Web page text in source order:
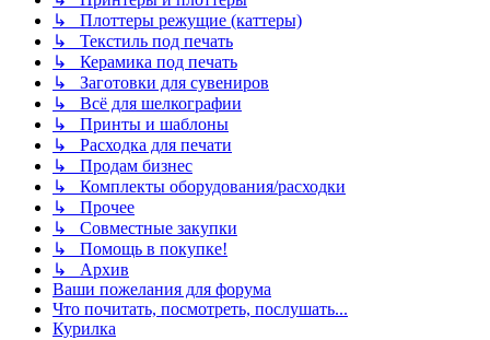
↳ Плоттеры режущие (каттеры)
↳ Текстиль под печать
↳ Керамика под печать
↳ Заготовки для сувениров
↳ Всё для шелкографии
↳ Принты и шаблоны
↳ Расходка для печати
↳ Продам бизнес
↳ Комплекты оборудования/расходки
↳ Прочее
↳ Совместные закупки
↳ Помощь в покупке!
↳ Архив
Ваши пожелания для форума
Что почитать, посмотреть, послушать...
Курилка